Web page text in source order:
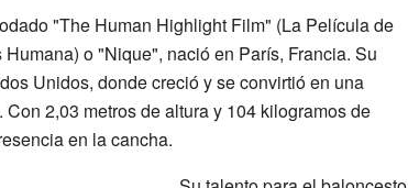
"The Human Highlight Film" (La Película de
o "Nique", nació en París, Francia. Su
Unidos, donde creció y se convirtió en una
2,03 metros de altura y 104 kilogramos de
en la cancha.